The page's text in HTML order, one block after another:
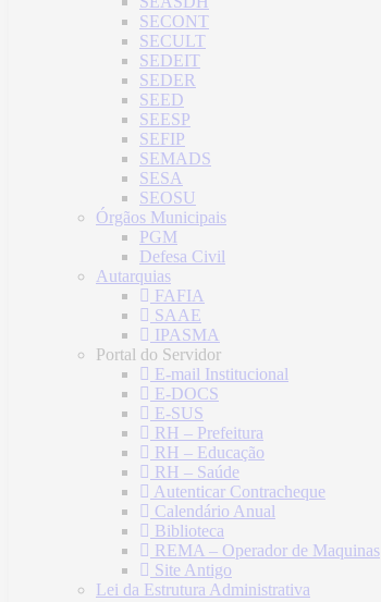
SECONT
SECULT
SEDEIT
SEDER
SEED
SEESP
SEFIP
SEMADS
SESA
SEOSU
Órgãos Municipais
PGM
Defesa Civil
Autarquias
FAFIA
SAAE
IPASMA
Portal do Servidor
E-mail Institucional
E-DOCS
E-SUS
RH – Prefeitura
RH – Educação
RH – Saúde
Autenticar Contracheque
Calendário Anual
Biblioteca
REMA – Operador de Maquinas
Site Antigo
Lei da Estrutura Administrativa